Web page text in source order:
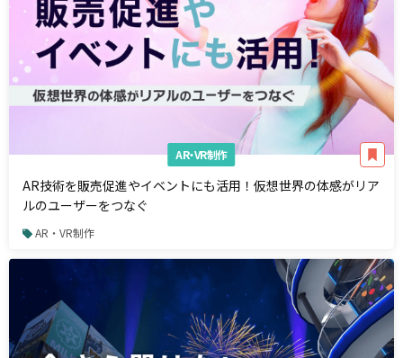
AR・VR制作
AR技術を販売促進やイベントにも活用！仮想世界の体感がリア
ルのユーザーをつなぐ
AR・VR制作